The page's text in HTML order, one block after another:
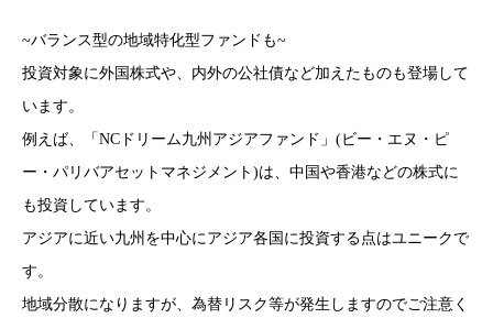
~バランス型の地域特化型ファンドも~
投資対象に外国株式や、内外の公社債など加えたものも登場して
います。
例えば、「NCドリーム九州アジアファンド」(ビー・エヌ・ピ
ー・パリバアセットマネジメント)は、中国や香港などの株式に
も投資しています。
アジアに近い九州を中心にアジア各国に投資する点はユニークで
す。
地域分散になりますが、為替リスク等が発生しますのでご注意く